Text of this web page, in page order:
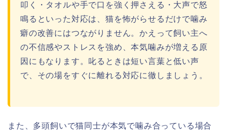
叩く・タオルや手で口を強く押さえる・大声で怒
鳴るといった対応は、猫を怖がらせるだけで噛み
癖の改善にはつながりません。かえって飼い主へ
の不信感やストレスを強め、本気噛みが増える原
因にもなります。叱るときは短い言葉と低い声
で、その場をすぐに離れる対応に徹しましょう。
また、多頭飼いで猫同士が本気で噛み合っている場合